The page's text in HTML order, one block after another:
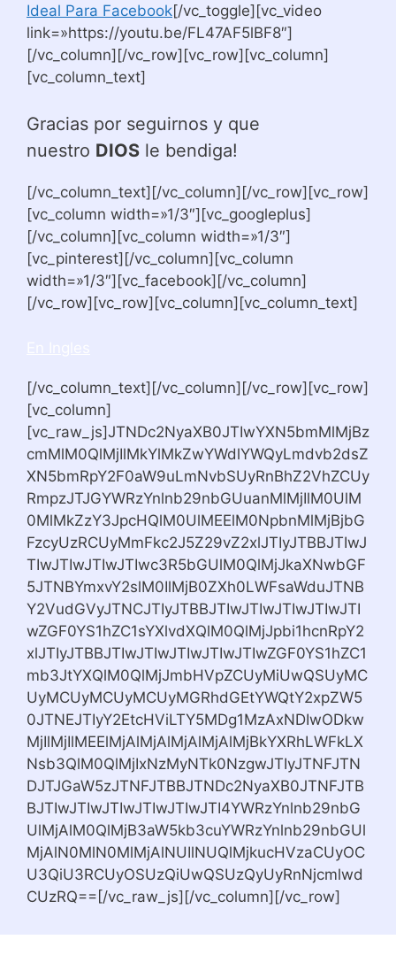
Ideal Para Facebook[/vc_toggle][vc_video
link=»https://youtu.be/FL47AF5lBF8″]
[/vc_column][/vc_row][vc_row][vc_column]
[vc_column_text]
Gracias por seguirnos y que
nuestro DIOS le bendiga!
[/vc_column_text][/vc_column][/vc_row][vc_row]
[vc_column width=»1/3″][vc_googleplus]
[/vc_column][vc_column width=»1/3″]
[vc_pinterest][/vc_column][vc_column
width=»1/3″][vc_facebook][/vc_column]
[/vc_row][vc_row][vc_column][vc_column_text]
[/vc_column_text][/vc_column][/vc_row][vc_row]
[vc_column]
[vc_raw_js]JTNDc2NyaXB0JTIwYXN5bmMlMjBz
cmMlM0QlMjIlMkYlMkZwYWdlYWQyLmdvb2dsZ
XN5bmRpY2F0aW9uLmNvbSUyRnBhZ2VhZCUy
RmpzJTJGYWRzYnlnb29nbGUuanMlMjIlM0UlM
0MlMkZzY3JpcHQlM0UlMEElM0NpbnMlMjBjbG
FzcyUzRCUyMmFkc2J5Z29vZ2xlJTIyJTBBJTIwJ
TIwJTIwJTIwJTIwc3R5bGUlM0QlMjJkaXNwbGF
5JTNBYmxvY2slM0IlMjB0ZXh0LWFsaWduJTNB
Y2VudGVyJTNCJTIyJTBBJTIwJTIwJTIwJTIwJTI
wZGF0YS1hZC1sYXlvdXQlM0QlMjJpbi1hcnRpY2
xlJTIyJTBBJTIwJTIwJTIwJTIwJTIwZGF0YS1hZC1
mb3JtYXQlM0QlMjJmbHVpZCUyMiUwQSUyMC
UyMCUyMCUyMCUyMGRhdGEtYWQtY2xpZW5
0JTNEJTIyY2EtcHViLTY5MDg1MzAxNDIwODkw
MjIlMjIlMEElMjAlMjAlMjAlMjAlMjBkYXRhLWFkLX
Nsb3QlM0QlMjIxNzMyNTk0NzgwJTIyJTNFJTN
DJTJGaW5zJTNFJTBBJTNDc2NyaXB0JTNFJTB
BJTIwJTIwJTIwJTIwJTIwJTI4YWRzYnlnb29nbG
UlMjAlM0QlMjB3aW5kb3cuYWRzYnlnb29nbGUl
MjAlN0MlN0MlMjAlNUIlNUQlMjkucHVzaCUyOC
U3QiU3RCUyOSUzQiUwQSUzQyUyRnNjcmlwd
CUzRQ==[/vc_raw_js][/vc_column][/vc_row]